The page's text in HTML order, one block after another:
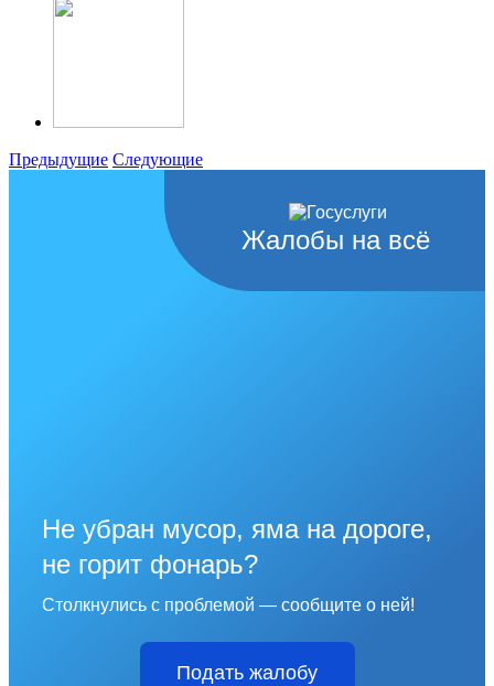
Предыдущие Следующие
Жалобы на всё
Не убран мусор, яма на дороге,
не горит фонарь?
Столкнулись с проблемой — сообщите о ней!
Подать жалобу